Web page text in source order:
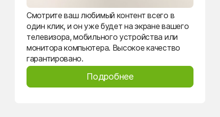
Смотрите ваш любимый контент всего в
один клик, и он уже будет на экране вашего
телевизора, мобильного устройства или
монитора компьютера. Высокое качество
гарантировано.
Подробнее